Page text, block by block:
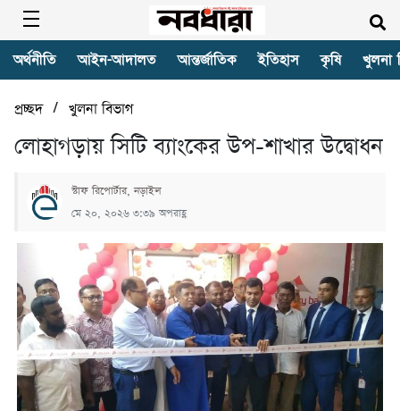
অর্থনীতি আইন-আদালত আন্তর্জাতিক ইতিহাস কৃষি খুলনা
প্রচ্ছদ/ খুলনা বিভাগ
লোহাগড়ায় সিটি ব্যাংকের উপ-শাখার উদ্বোধন
স্টাফ রিপোর্টার, নড়াইল
মে ২০, ২০২৬ ৩:৩৯ অপরাহ্ণ